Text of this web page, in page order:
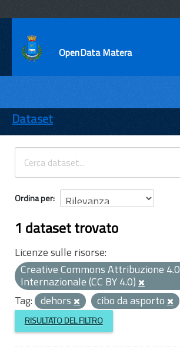
OpenData Matera
ENTI
TEMI
INFORMAZIONI
Dataset
Ordina per
1 dataset trovato
Licenze sulle risorse:
Creative Commons Attribuzione 4.0
Internazionale (CC BY 4.0)
Tag: dehors cibo da asporto
RISULTATO DEL FILTRO